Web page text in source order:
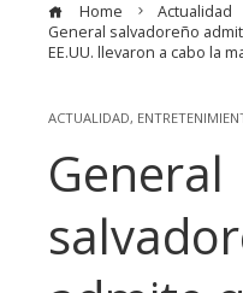
Home
Actualidad
General salvadoreño
EE.UU. llevaron a cabo la
ACTUALIDAD,
General